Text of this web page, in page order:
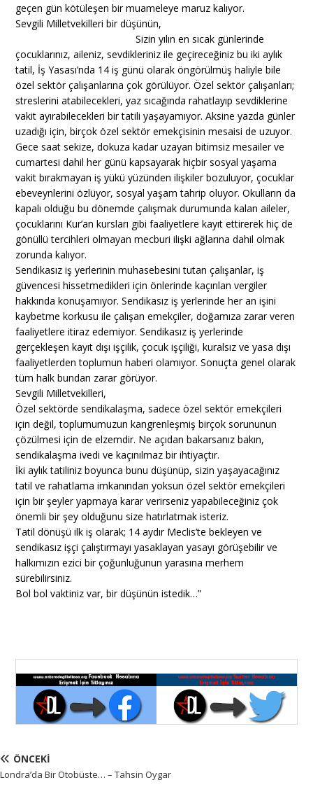
geçen gün kötüleşen bir muameleye maruz kalıyor.
Sevgili Milletvekilleri bir düşünün,
Sizin yılın en sıcak günlerinde
çocuklarınız, aileniz, sevdikleriniz ile geçireceğiniz bu iki aylık
tatil, İş Yasası’nda 14 iş günü olarak öngörülmüş haliyle bile
özel sektör çalışanlarına çok görülüyor. Özel sektör çalışanları;
streslerini atabilecekleri, yaz sıcağında rahatlayıp sevdiklerine
vakit ayırabilecekleri bir tatili yaşayamıyor. Aksine yazda günler
uzadığı için, birçok özel sektör emekçisinin mesaisi de uzuyor.
Gece saat sekize, dokuza kadar uzayan bitimsiz mesailer ve
cumartesi dahil her günü kapsayarak hiçbir sosyal yaşama
vakit bırakmayan iş yükü yüzünden ilişkiler bozuluyor, çocuklar
ebeveynlerini özlüyor, sosyal yaşam tahrip oluyor. Okulların da
kapalı olduğu bu dönemde çalışmak durumunda kalan aileler,
çocuklarını Kur’an kursları gibi faaliyetlere kayıt ettirerek hiç de
gönüllü tercihleri olmayan mecburi ilişki ağlarına dahil olmak
zorunda kalıyor.
Sendikasız iş yerlerinin muhasebesini tutan çalışanlar, iş
güvencesi hissetmedikleri için önlerinde kaçırılan vergiler
hakkında konuşamıyor. Sendikasız iş yerlerinde her an işini
kaybetme korkusu ile çalışan emekçiler, doğamıza zarar veren
faaliyetlere itiraz edemiyor. Sendikasız iş yerlerinde
gerçekleşen kayıt dışı işçilik, çocuk işçiliği, kuralsız ve yasa dışı
faaliyetlerden toplumun haberi olamıyor. Sonuçta genel olarak
tüm halk bundan zarar görüyor.
Sevgili Milletvekilleri,
Özel sektörde sendikalaşma, sadece özel sektör emekçileri
için değil, toplumumuzun kangrenleşmiş birçok sorununun
çözülmesi için de elzemdir. Ne açıdan bakarsanız bakın,
sendikalaşma ivedi ve kaçınılmaz bir ihtiyaçtır.
İki aylık tatiliniz boyunca bunu düşünüp, sizin yaşayacağınız
tatil ve rahatlama imkanından yoksun özel sektör emekçileri
için bir şeyler yapmaya karar verirseniz yapabileceğiniz çok
önemli bir şey olduğunu size hatırlatmak isteriz.
Tatil dönüşü ilk iş olarak; 14 aydır Meclis’te bekleyen ve
sendikasız işçi çalıştırmayı yasaklayan yasayı görüşebilir ve
halkımızın ezici bir çoğunluğunun yarasına merhem
sürebilirsiniz.
Bol bol vaktiniz var, bir düşünün istedik…”
ÖNCEKI
Londra’da Bir Otobüste… – Tahsin Oygar